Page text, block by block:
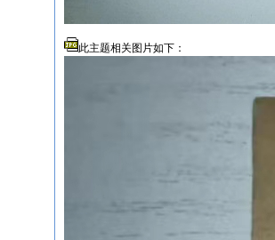
此主题相关图片如下：